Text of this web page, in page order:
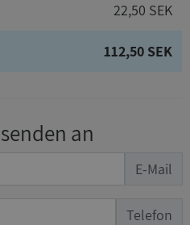
22,50 SEK
112,50 SEK
an
E-Mail
Telefon